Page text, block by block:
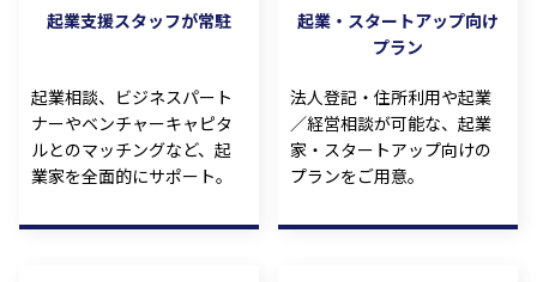
起業支援スタッフが常駐
起業相談、ビジネスパート
ナーやベンチャーキャピタ
ルとのマッチングなど、起
業家を全面的にサポート。
起業・スタートアップ向け
プラン
法人登記・住所利用や起業
／経営相談が可能な、起業
家・スタートアップ向けの
プランをご用意。